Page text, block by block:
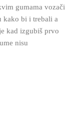
gumama vozači
kako bi i trebali a
kad izgubiš prvo
nisu